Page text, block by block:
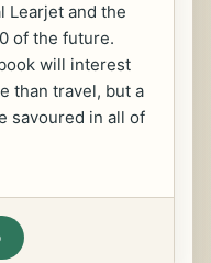
Learjet and the
of the future.
will interest
than travel, but a
savoured in all of